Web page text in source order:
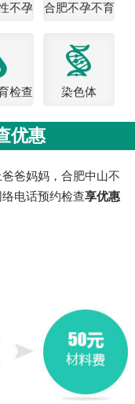
不孕
合肥不孕不育
检查
染色体
优惠
爸妈妈，合肥中山不
电话预约检查享优惠